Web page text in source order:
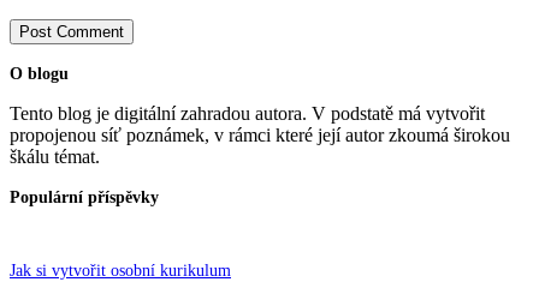
Post Comment
O blogu
Tento blog je digitální zahradou autora. V podstatě má vytvořit
propojenou síť poznámek, v rámci které její autor zkoumá širokou
škálu témat.
Populární příspěvky
Jak si vytvořit osobní kurikulum